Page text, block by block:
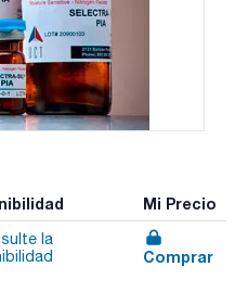
Mi Precio
la
Comprar